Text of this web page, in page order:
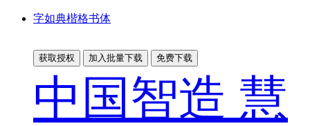
字如典楷格书体
获取授权 加入批量下载 免费下载
中国智造 慧